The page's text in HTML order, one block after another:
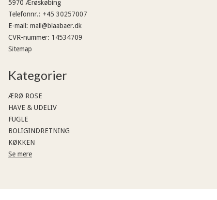
5970 Ærøskøbing
Telefonnr.: +45 30257007
E-mail : mail@blaabaer.dk
CVR-nummer: 14534709
Sitemap
Kategorier
ÆRØ ROSE
HAVE & UDELIV
FUGLE
BOLIGINDRETNING
KØKKEN
Se mere